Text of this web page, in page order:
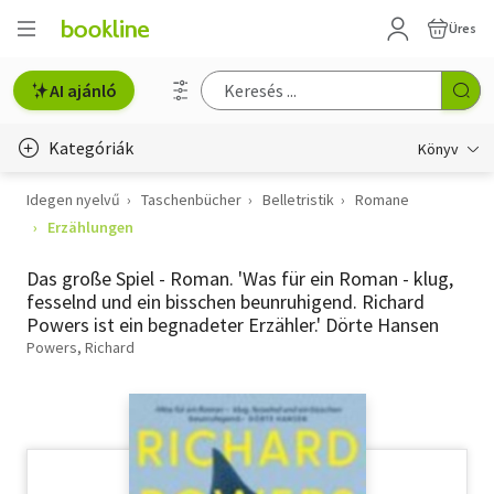
Üres
AI ajánló
Kategóriák Könyv
Életmód, egészség
Gyermek- és ifjúsági
Hobbi, szabadidő
Idegen nyelvű Taschenbücher Belletristik
Romane
Erzählungen
Das große Spiel - Roman. 'Was für ein Roman - klug,
fesselnd und ein bisschen beunruhigend. Richard
Powers ist ein begnadeter Erzähler.' Dörte Hansen
Powers, Richard